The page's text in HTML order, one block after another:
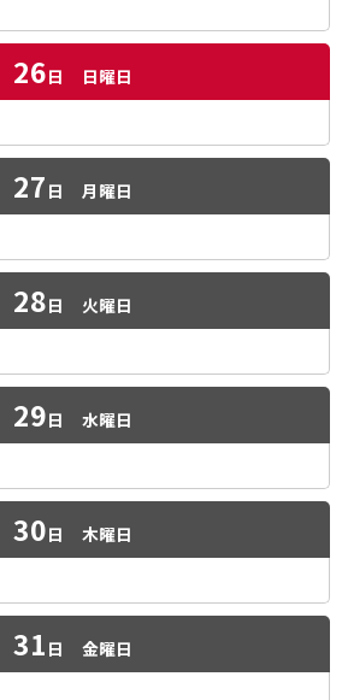
26日 日曜日
27 日 月曜日
28日 火曜日
29日 水曜日
30日 木曜日
31 日 金曜日